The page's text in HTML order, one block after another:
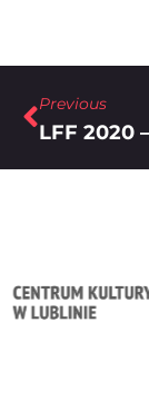
Previous
LFF 2020